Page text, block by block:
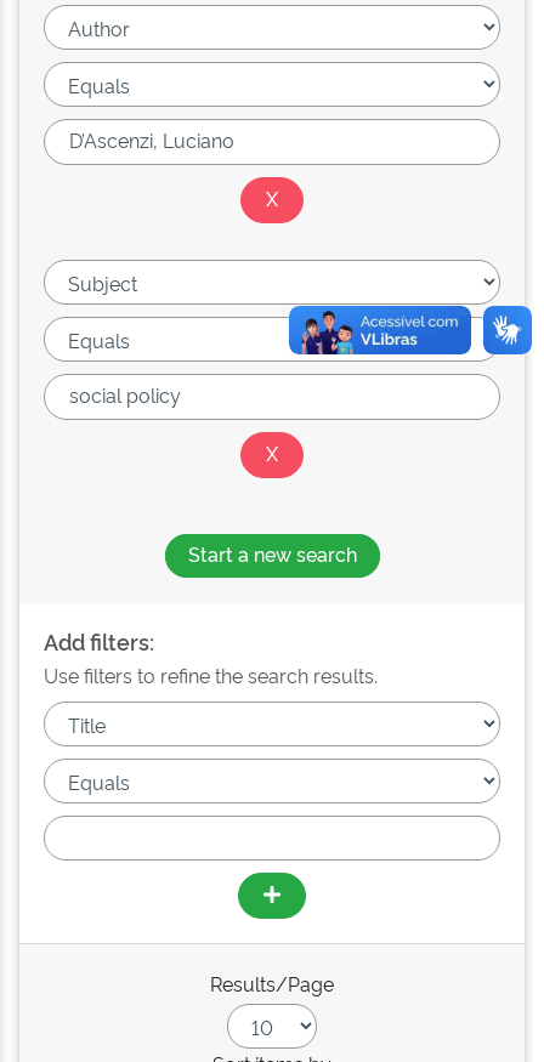
Start a new search
Add filters:
Use filters to refine the search results.
Results/Page